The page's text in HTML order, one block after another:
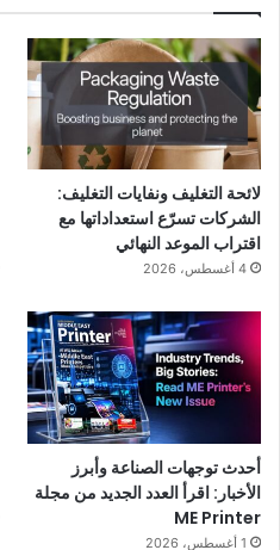
لائحة التغليف ونفايات التغليف:
الشركات تسرّع استعداداتها مع
اقتراب الموعد النهائي
4 أغسطس، 2026
أحدث توجهات الصناعة وأبرز
الأخبار: اقرأ العدد الجديد من مجلة
ME Printer
1 أغسطس، 2026